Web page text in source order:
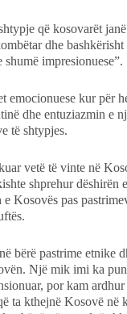
që kosovarët
dhe bashkërisht
impresionuese”.
emocionuese kur për
dhe entuziazmin e
të shtypjes.
vetë të vinte në
shprehur dëshirën
Kosovës pas
bërë pastrime etnike
Një mik imi ka
por kam
ta kthejnë Kosovë në